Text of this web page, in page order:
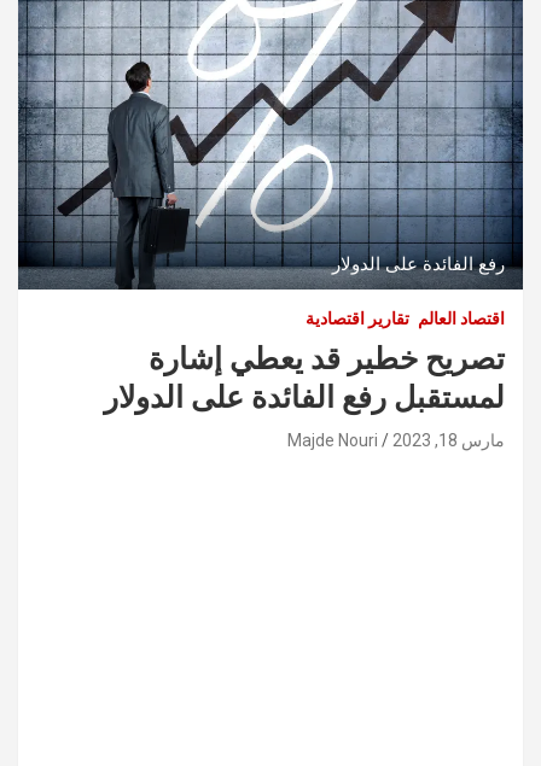
رفع الفائدة على الدولار
اقتصاد العالم تقارير اقتصادية
تصريح خطير قد يعطي إشارة
لمستقبل رفع الفائدة على الدولار
مارس 18, 2023 Majde Nouri